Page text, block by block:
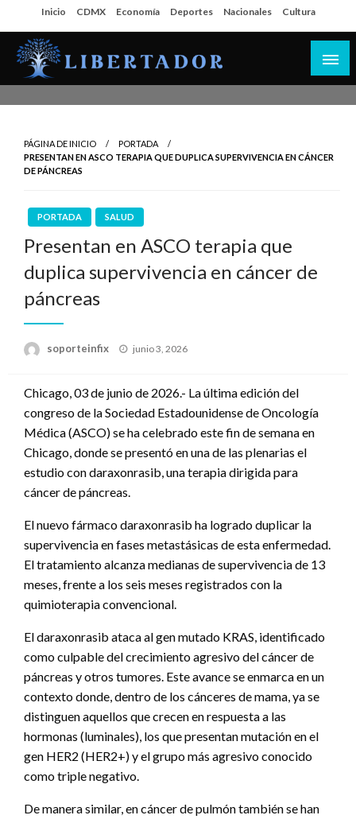
al
contenido
Inicio CDMX Economía Deportes Nacionales Cultura
PÁGINA DE INICIO
PORTADA
PRESENTAN EN ASCO TERAPIA QUE DUPLICA SUPERVIVENCIA EN CÁNCER
DE PÁNCREAS
PORTADA SALUD
Presentan en ASCO terapia que
duplica supervivencia en cáncer de
páncreas
soporteinfix
Publicado
junio 3, 2026
Chicago, 03 de junio de 2026.- La última edición del
congreso de la Sociedad Estadounidense de Oncología
Médica (ASCO) se ha celebrado este fin de semana en
Chicago, donde se presentó en una de las plenarias el
estudio con daraxonrasib, una terapia dirigida para
cáncer de páncreas.
El nuevo fármaco daraxonrasib ha logrado duplicar la
supervivencia en fases metastásicas de esta enfermedad.
El tratamiento alcanza medianas de supervivencia de 13
meses, frente a los seis meses registrados con la
quimioterapia convencional.
El daraxonrasib ataca al gen mutado KRAS, identificado
como culpable del crecimiento agresivo del cáncer de
páncreas y otros tumores. Este avance se enmarca en un
contexto donde, dentro de los cánceres de mama, ya se
distinguen aquellos que crecen en respuesta a las
hormonas (luminales), los que presentan mutación en el
gen HER2 (HER2+) y el grupo más agresivo conocido
como triple negativo.
De manera similar, en cáncer de pulmón también se han